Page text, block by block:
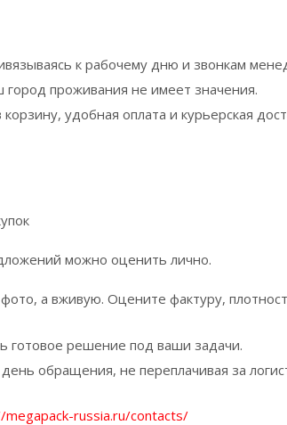
к рабочему дню и звонкам
город проживания не имеет значения.
удобная оплата и курьерская
можно оценить лично.
а вживую. Оцените фактуру,
готовое решение под ваши задачи.
обращения, не переплачивая за
russia.ru/contacts/